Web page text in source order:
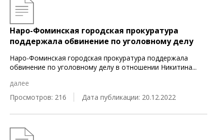
Наро-Фоминская городская прокуратура
поддержала обвинение по уголовному делу
Наро-Фоминская городская прокуратура поддержала
обвинение по уголовному делу в отношении Никитина...
далее
Просмотров: 216
Дата публикации: 20.12.2022